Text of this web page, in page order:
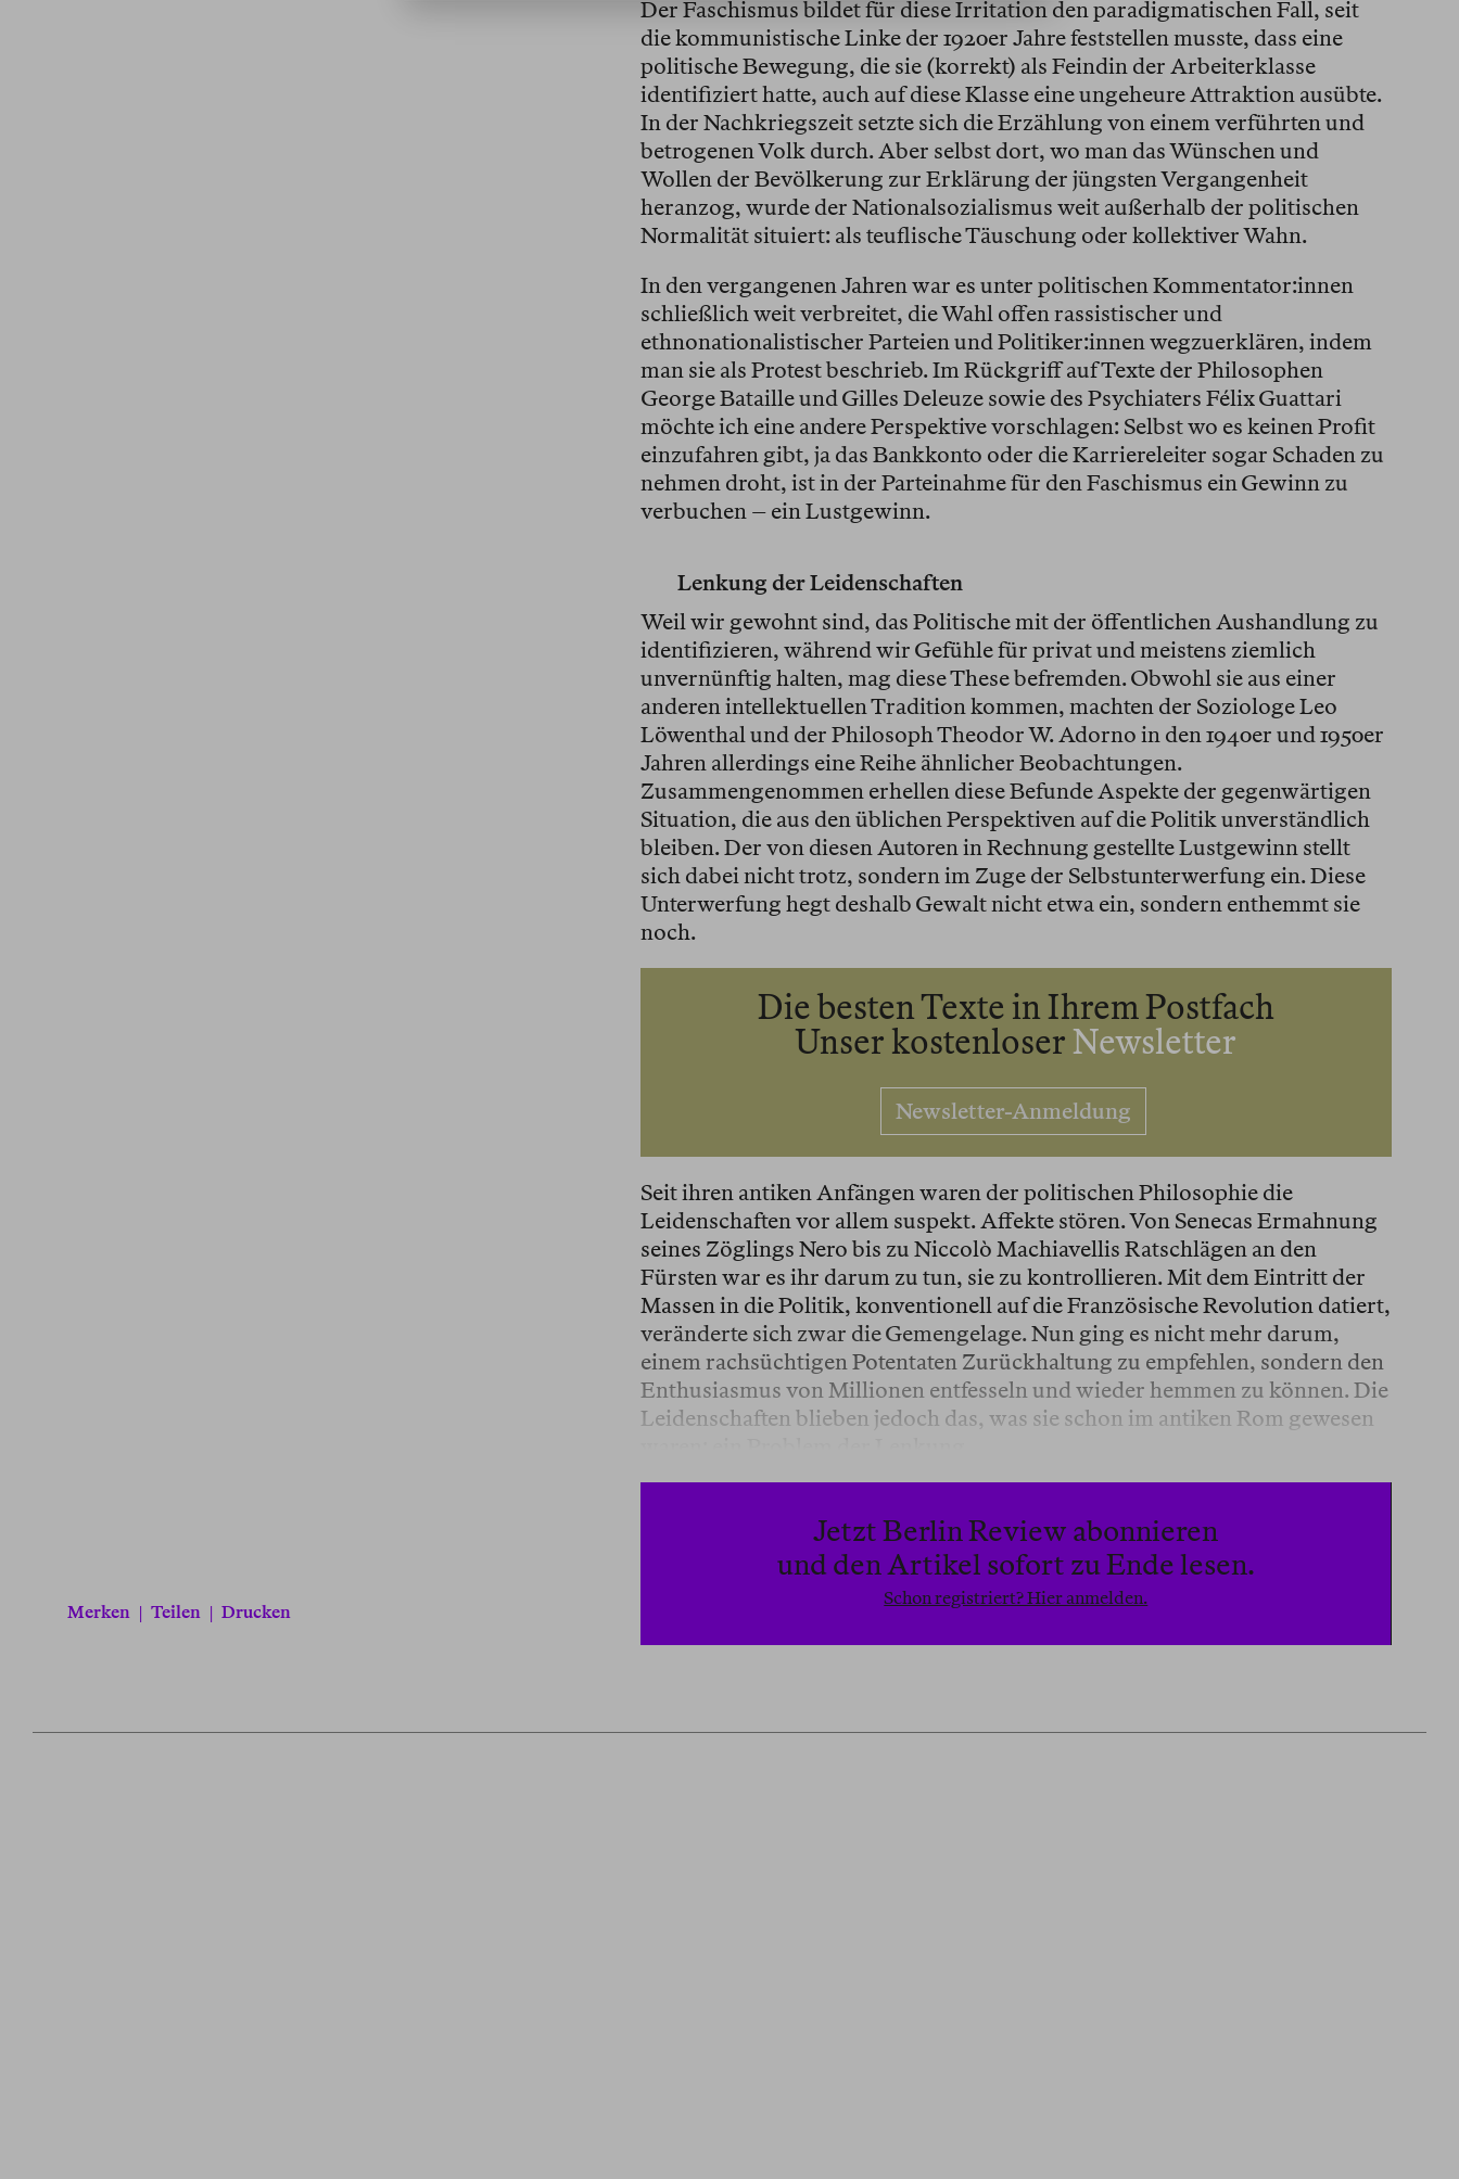
Merken | Teilen | Drucken
Der Faschismus bildet für diese Irritation den paradigmatischen Fall, seit
die kommunistische Linke der 1920er Jahre feststellen musste, dass eine
politische Bewegung, die sie (korrekt) als Feindin der Arbeiterklasse
identifiziert hatte, auch auf diese Klasse eine ungeheure Attraktion ausübte.
In der Nachkriegszeit setzte sich die Erzählung von einem verführten und
betrogenen Volk durch. Aber selbst dort, wo man das Wünschen und
Wollen der Bevölkerung zur Erklärung der jüngsten Vergangenheit
heranzog, wurde der Nationalsozialismus weit außerhalb der politischen
Normalität situiert: als teuflische Täuschung oder kollektiver Wahn.
In den vergangenen Jahren war es unter politischen Kommentator:innen
schließlich weit verbreitet, die Wahl offen rassistischer und
ethnonationalistischer Parteien und Politiker:innen wegzuerklären, indem
man sie als Protest beschrieb. Im Rückgriff auf Texte der Philosophen
George Bataille und Gilles Deleuze sowie des Psychiaters Félix Guattari
möchte ich eine andere Perspektive vorschlagen: Selbst wo es keinen Profit
einzufahren gibt, ja das Bankkonto oder die Karriereleiter sogar Schaden zu
nehmen droht, ist in der Parteinahme für den Faschismus ein Gewinn zu
verbuchen – ein Lustgewinn.
Lenkung der Leidenschaften
Weil wir gewohnt sind, das Politische mit der öffentlichen Aushandlung zu
identifizieren, während wir Gefühle für privat und meistens ziemlich
unvernünftig halten, mag diese These befremden. Obwohl sie aus einer
anderen intellektuellen Tradition kommen, machten der Soziologe Leo
Löwenthal und der Philosoph Theodor W. Adorno in den 1940er und 1950er
Jahren allerdings eine Reihe ähnlicher Beobachtungen.
Zusammengenommen erhellen diese Befunde Aspekte der gegenwärtigen
Situation, die aus den üblichen Perspektiven auf die Politik unverständlich
bleiben. Der von diesen Autoren in Rechnung gestellte Lustgewinn stellt
sich dabei nicht trotz, sondern im Zuge der Selbstunterwerfung ein. Diese
Unterwerfung hegt deshalb Gewalt nicht etwa ein, sondern enthemmt sie
noch.
Die besten Texte in Ihrem Postfach
Unser kostenloser Newsletter
Newsletter-Anmeldung
Seit ihren antiken Anfängen waren der politischen Philosophie die
Leidenschaften vor allem suspekt. Affekte stören. Von Senecas Ermahnung
seines Zöglings Nero bis zu Niccolò Machiavellis Ratschlägen an den
Fürsten war es ihr darum zu tun, sie zu kontrollieren. Mit dem Eintritt der
Massen in die Politik, konventionell auf die Französische Revolution datiert,
veränderte sich zwar die Gemengelage. Nun ging es nicht mehr darum,
einem rachsüchtigen Potentaten Zurückhaltung zu empfehlen, sondern den
Enthusiasmus von Millionen entfesseln und wieder hemmen zu können. Die
Leidenschaften blieben jedoch das, was sie schon im antiken Rom gewesen
Jetzt Berlin Review abonnieren
und den Artikel sofort zu Ende lesen.
Schon registriert? Hier anmelden.